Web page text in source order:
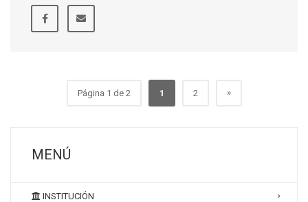
Página 1 de 2 1 2 »
MENÚ
INSTITUCIÓN